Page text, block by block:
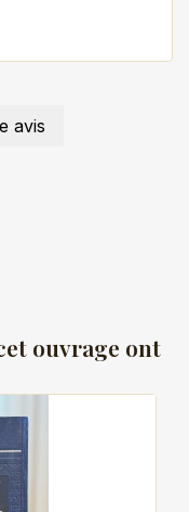
avis
ouvrage ont